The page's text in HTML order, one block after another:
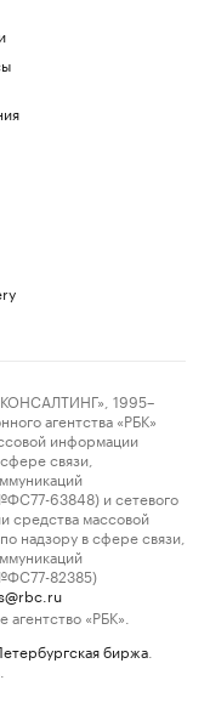
1995–
агентства «РБК»
информации
связи,
63848) и сетевого
средства массовой
надзору в сфере связи,
82385)
«РБК».
биржа